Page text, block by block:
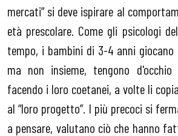
mercati” si deve ispirare al
età prescolare. Come gli psicologi
tempo, i bambini di 3-4 anni
ma non insieme, tengono
facendo i loro coetanei, a volte li
al “loro progetto”. I più precoci si
a pensare, valutano ciò che hanno